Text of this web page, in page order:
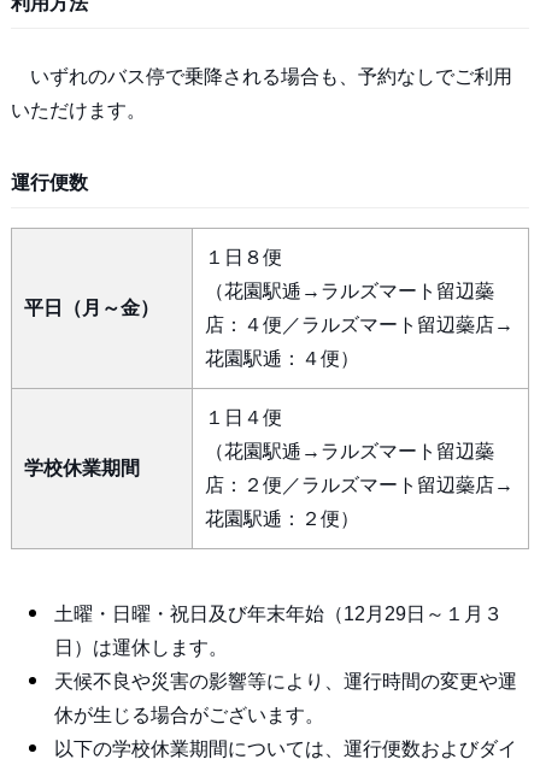
いずれのバス停で乗降される場合も、予約なしでご利用
いただけます。
運行便数
平日（月～金）
１日８便
（花園駅逓→ラルズマート留辺蘂
店：４便／ラルズマート留辺蘂店→
花園駅逓：４便）
学校休業期間
１日４便
（花園駅逓→ラルズマート留辺蘂
店：２便／ラルズマート留辺蘂店→
花園駅逓：２便）
土曜・日曜・祝日及び年末年始（12月29日～１月３
日）は運休します。
天候不良や災害の影響等により、運行時間の変更や運
休が生じる場合がございます。
以下の学校休業期間については、運行便数およびダイ